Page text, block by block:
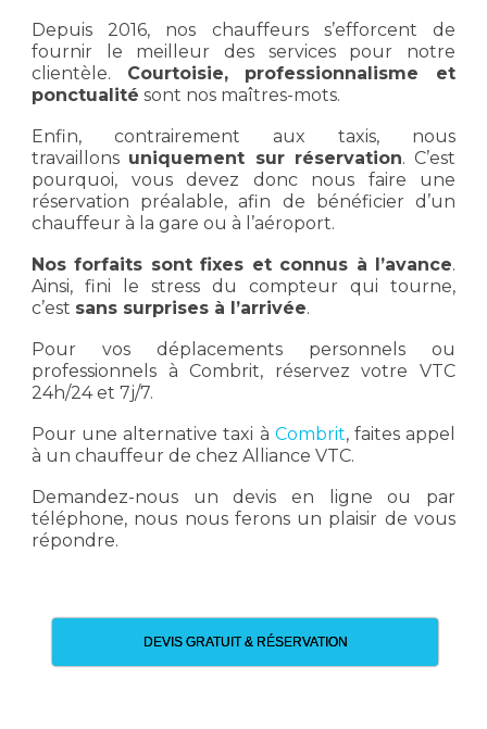
Depuis 2016, nos chauffeurs s’efforcent de
fournir le meilleur des services pour notre
clientèle. Courtoisie, professionnalisme et
ponctualité sont nos maîtres-mots.
Enfin, contrairement aux taxis, nous
travaillons uniquement sur réservation. C’est
pourquoi, vous devez donc nous faire une
réservation préalable, afin de bénéficier d’un
chauffeur à la gare ou à l’aéroport.
Nos forfaits sont fixes et connus à l’avance.
Ainsi, fini le stress du compteur qui tourne,
c’est sans surprises à l’arrivée.
Pour vos déplacements personnels ou
professionnels à Combrit, réservez votre VTC
24h/24 et 7j/7.
Pour une alternative taxi à Combrit, faites appel
à un chauffeur de chez Alliance VTC.
Demandez-nous un devis en ligne ou par
téléphone, nous nous ferons un plaisir de vous
répondre.
DEVIS GRATUIT & RÉSERVATION